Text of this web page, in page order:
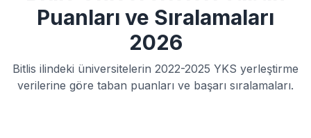
Puanları ve Sıralamaları
2026
Bitlis ilindeki üniversitelerin 2022-2025 YKS yerleştirme
verilerine göre taban puanları ve başarı sıralamaları.